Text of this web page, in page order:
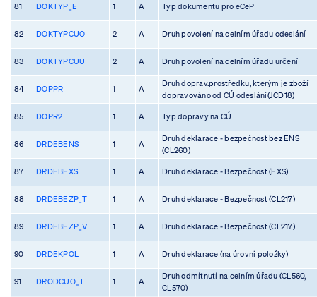
81 DOKTYP_E 1 A Typ dokumentu pro eCeP
82 DOKTYPCUO 2 A Druh povolení na celním úřadu odeslání
83 DOKTYPCUU 2 A Druh povolení na celním úřadu určení
84 DOPPR 1 A
Druh doprav.prostředku, kterým je zboží
dopravováno od CÚ odeslání(JCD18)
85 DOPR2 1 A Typ dopravy na CÚ
86 DRDEBENS 1 A
Druh deklarace - bezpečnost bez ENS
(CL260)
87 DRDEBEXS 1 A Druh deklarace - Bezpečnost (EXS)
88 DRDEBEZP_T 1 A Druh deklarace - Bezpečnost (CL217)
89 DRDEBEZP_V 1 A Druh deklarace - Bezpečnost (CL217)
90 DRDEKPOL 1 A Druh deklarace (na úrovni položky)
91 DRODCUO_T 1 A
Druh odmítnutí na celním úřadu (CL560,
CL570)